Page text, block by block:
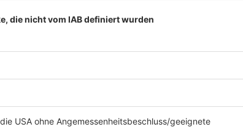
Falls wir für einzelne Funktionen unserer digitalen
zurückgreifen, werden wir diese Dienstleister sorgfältig
Rahmen können Ihre personenbezogenen Daten auch
offengelegt werden, die sich außerhalb des
Drittländern, befinden.